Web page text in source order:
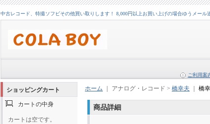
中古レコード、特撮ソフビその他買い取りします！ 8,000円以上お買い上げの場合ゆうメール
ご利用案
ショッピングカート
カートの中身
カートは空です。
ホーム ｜ アナログ・レコード > 橋幸夫 橋
商品詳細